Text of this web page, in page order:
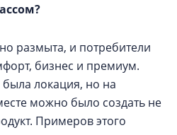
размыта, и потребители
бизнес и премиум.
локация, но на
можно было создать не
Примеров этого